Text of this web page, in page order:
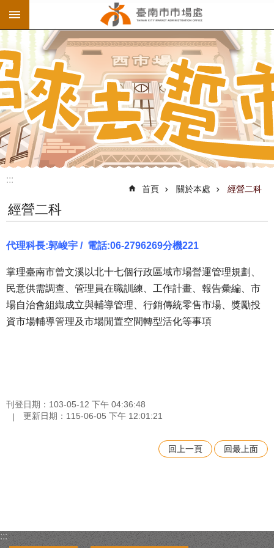
跳到主要內容區塊
:::
首頁 關於本處 經營二科
經營二科
代理科長:郭峻宇 / 電話:06-2796269分機221
掌理臺南市曾文溪以北十七個行政區域市場營運管理規劃、
民意供需調查、管理員在職訓練、工作計畫、報告彙編、市
場自治會組織成立與輔導管理、行銷傳統零售市場、獎勵投
資市場輔導管理及市場閒置空間轉型活化等事項
刊登日期：103-05-12 下午 04:36:48
更新日期：115-06-05 下午 12:01:21
回上一頁 回最上面
:::